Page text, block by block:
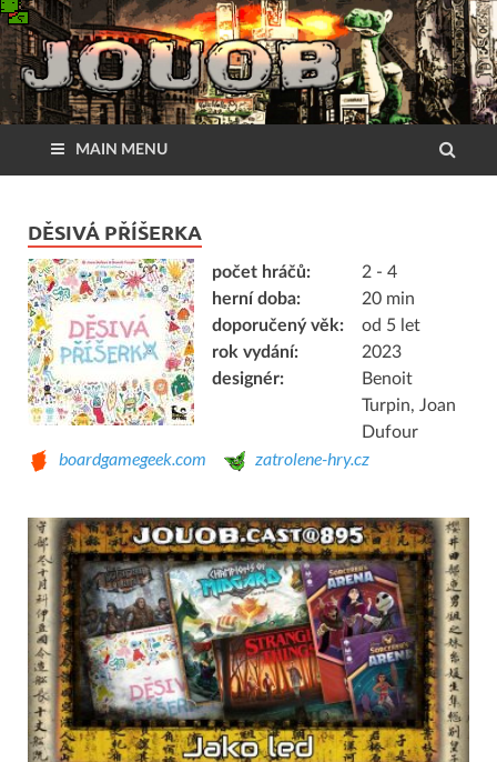
MAIN MENU
DĚSIVÁ PŘÍŠERKA
počet hráčů:
2 - 4
herní doba:
20 min
doporučený věk:
od 5 let
rok vydání:
2023
designér:
Benoit
Turpin, Joan
Dufour
boardgamegeek.com zatrolene-hry.cz